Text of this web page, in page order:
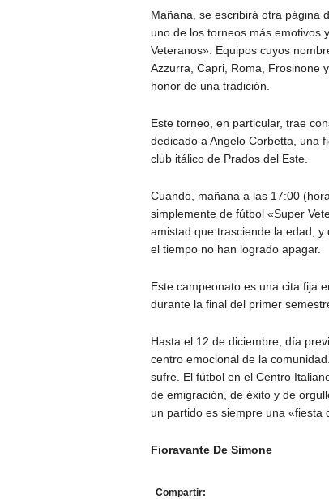
Mañana, se escribirá otra página
uno de los torneos más emotivos
Veteranos». Equipos cuyos
Azzurra, Capri, Roma, Frosinone
honor de una tradición.
Este torneo, en particular, trae
dedicado a Angelo Corbetta, una
club itálico de Prados del Este.
Cuando, mañana a las 17:00
simplemente de fútbol «Super
amistad que trasciende la edad, y
el tiempo no han logrado apagar.
Este campeonato es una cita fija
durante la final del primer
Hasta el 12 de diciembre, día
centro emocional de la
sufre. El fútbol en el Centro
de emigración, de éxito y de
un partido es siempre una «fiesta
Fioravante De Simone
Compartir: